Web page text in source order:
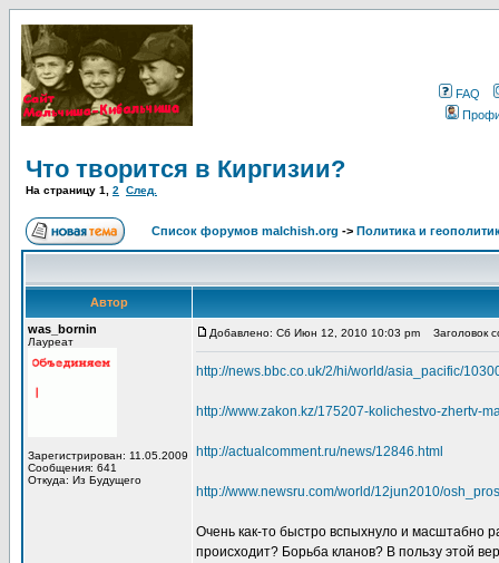
FAQ
Что творится в Киргизии?
На страницу 1 2 След.
Список форумов malchish.org -> Политика и
Автор
was_bornin
Лауреат
Зарегистрирован: 11.05.2009
Сообщения: 641
Откуда: Из Будущего
Добавлено: Сб Июн 12, 2010 10:03 pm Заголовок
http://news.bbc.co.uk/2/hi/world/asia_pacific/
http://www.zakon.kz/175207-kolichestvo-zhertv-
http://actualcomment.ru/news/12846.html
http://www.newsru.com/world/12jun2010/
Очень как-то быстро вспыхнуло и масштабно
происходит? Борьба кланов? В пользу этой